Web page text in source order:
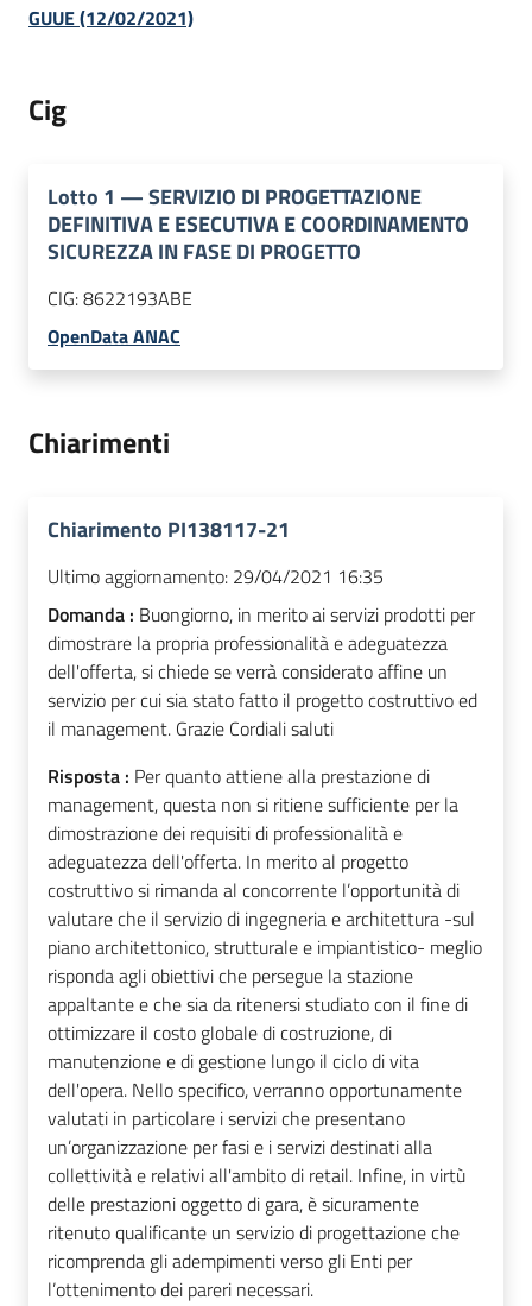
GUUE (12/02/2021)
Cig
Lotto 1 —SERVIZIO DI PROGETTAZIONE
DEFINITIVA E ESECUTIVA E COORDINAMENTO
SICUREZZA IN FASE DI PROGETTO
CIG:8622193ABE
OpenData ANAC
Chiarimenti
Chiarimento PI138117-21
Ultimo aggiornamento: 29/04/2021 16:35
Domanda : Buongiorno, in merito ai servizi prodotti per
dimostrare la propria professionalità e adeguatezza
dell'offerta, si chiede se verrà considerato affine un
servizio per cui sia stato fatto il progetto costruttivo ed
il management. Grazie Cordiali saluti
Risposta : Per quanto attiene alla prestazione di
management, questa non si ritiene sufficiente per la
dimostrazione dei requisiti di professionalità e
adeguatezza dell'offerta. In merito al progetto
costruttivo si rimanda al concorrente l’opportunità di
valutare che il servizio di ingegneria e architettura -sul
piano architettonico, strutturale e impiantistico- meglio
risponda agli obiettivi che persegue la stazione
appaltante e che sia da ritenersi studiato con il fine di
ottimizzare il costo globale di costruzione, di
manutenzione e di gestione lungo il ciclo di vita
dell'opera. Nello specifico, verranno opportunamente
valutati in particolare i servizi che presentano
un’organizzazione per fasi e i servizi destinati alla
collettività e relativi all'ambito di retail. Infine, in virtù
delle prestazioni oggetto di gara, è sicuramente
ritenuto qualificante un servizio di progettazione che
ricomprenda gli adempimenti verso gli Enti per
l’ottenimento dei pareri necessari.